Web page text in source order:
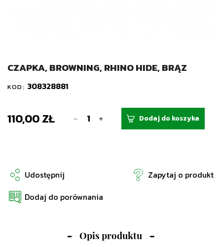
CZAPKA, BROWNING, RHINO HIDE, BRĄZ
KOD: 308328881
110,00 ZŁ - + Dodaj do koszyka
Udostępnij
Zapytaj o produkt
Dodaj do porównania
Opis produktu